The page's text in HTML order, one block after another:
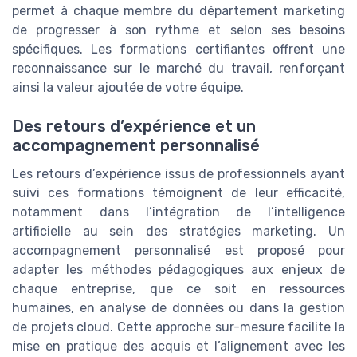
permet à chaque membre du département marketing
de progresser à son rythme et selon ses besoins
spécifiques. Les formations certifiantes offrent une
reconnaissance sur le marché du travail, renforçant
ainsi la valeur ajoutée de votre équipe.
Des retours d’expérience et un
accompagnement personnalisé
Les retours d’expérience issus de professionnels ayant
suivi ces formations témoignent de leur efficacité,
notamment dans l’intégration de l’intelligence
artificielle au sein des stratégies marketing. Un
accompagnement personnalisé est proposé pour
adapter les méthodes pédagogiques aux enjeux de
chaque entreprise, que ce soit en ressources
humaines, en analyse de données ou dans la gestion
de projets cloud. Cette approche sur-mesure facilite la
mise en pratique des acquis et l’alignement avec les